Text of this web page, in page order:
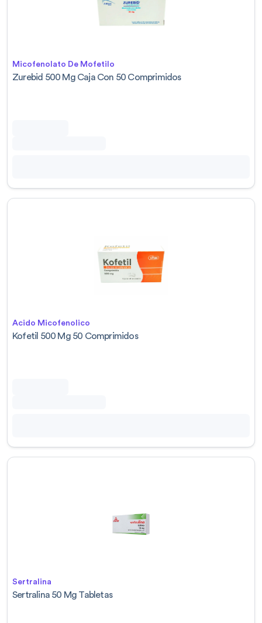
Micofenolato De Mofetilo
Zurebid 500 Mg Caja Con 50 Comprimidos
Acido Micofenolico
Kofetil 500 Mg 50 Comprimidos
Sertralina
Sertralina 50 Mg Tabletas